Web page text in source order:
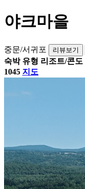
야크마을
중문/서귀포 리뷰보기
숙박 유형 리조트/콘도
1045 지도